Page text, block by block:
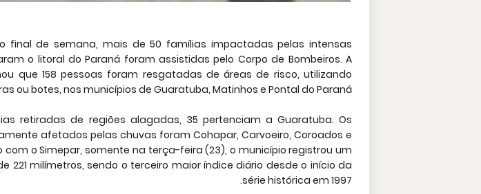
final de semana, mais de 50 famílias impactadas pelas intensas
o litoral do Paraná foram assistidas pelo Corpo de Bombeiros. A
que 158 pessoas foram resgatadas de áreas de risco, utilizando
ou botes, nos municípios de Guaratuba, Matinhos e Pontal do Paraná.
retiradas de regiões alagadas, 35 pertenciam a Guaratuba. Os
afetados pelas chuvas foram Cohapar, Carvoeiro, Coroados e
com o Simepar, somente na terça-feira (23), o município registrou um
221 milímetros, sendo o terceiro maior índice diário desde o início da
série histórica em 1997.